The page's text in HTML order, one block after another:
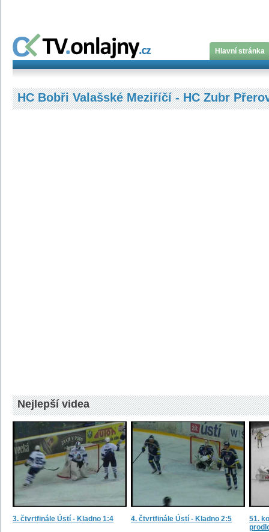
Hlavní stránka
HC Bobři Valašské Meziříčí - HC Zubr
Nejlepší videa
3. čtvrtfinále Ústí - Kladno 1:4 4. čtvrtfinále Ústí - Kladno 2:5
51.